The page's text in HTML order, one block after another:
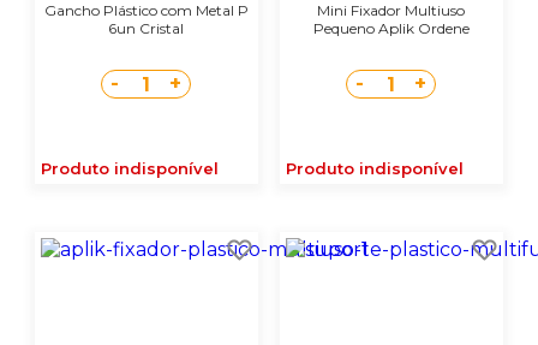
Gancho Plástico com Metal P
6un Cristal
- 1 +
Produto indisponível
Mini Fixador Multiuso
Pequeno Aplik Ordene
- 1 +
Produto indisponível